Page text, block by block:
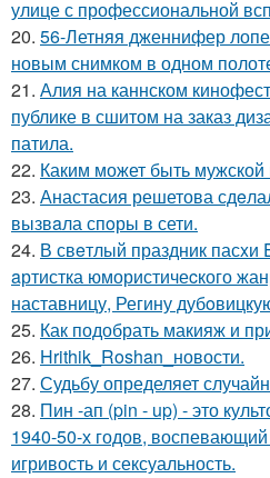
улице с профессиональной
20. 56-Летняя дженнифер
новым снимком в одном
21. Алия на каннском
публике в сшитом на заказ
патила.
22. Каким может быть мужской
23. Анастасия решетова
вызвaла спoры в сети.
24. В свeтлый праздник пасxи
aртистка юмористичеcкого
наставницу, Регину
25. Как подобрать макияж и
26. Hrithik_Roshan_новости.
27. Судьбу определяет
28. Пин -ап (pin - up) - это
1940-50-х годов,
игривость и сексуальность.